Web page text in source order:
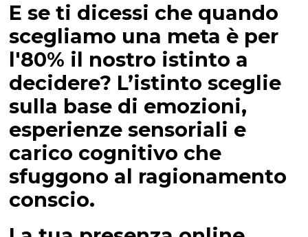
E se ti dicessi che quando
scegliamo una meta è per
l'80% il nostro istinto a
decidere? L’istinto sceglie
sulla base di emozioni,
esperienze sensoriali e
carico cognitivo che
sfuggono al ragionamento
conscio.